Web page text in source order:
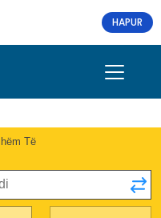
HAPUR
Të